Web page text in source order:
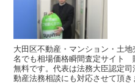
大田区不動産・マンション・土
名でも相場価格瞬間査定サイト
無料です。代表は法務大臣認定
動産法務相談にも対応させて頂き